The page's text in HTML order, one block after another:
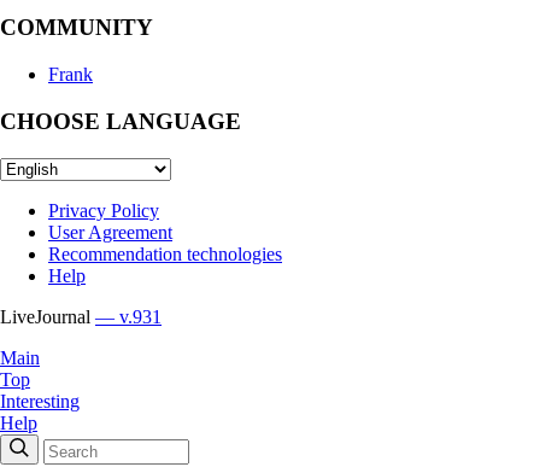
COMMUNITY
Frank
CHOOSE LANGUAGE
Privacy Policy
User Agreement
Recommendation technologies
Help
LiveJournal — v.931
Main
Top
Interesting
Help